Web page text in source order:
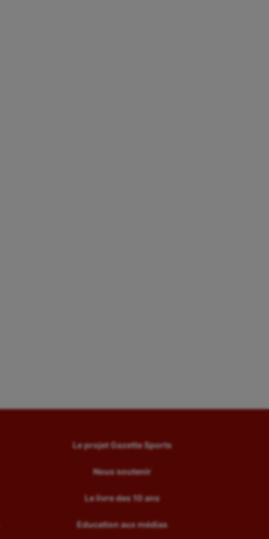
Le projet Gazette Sports
Nous soutenir
Le livre des 10 ans
Education aux médias